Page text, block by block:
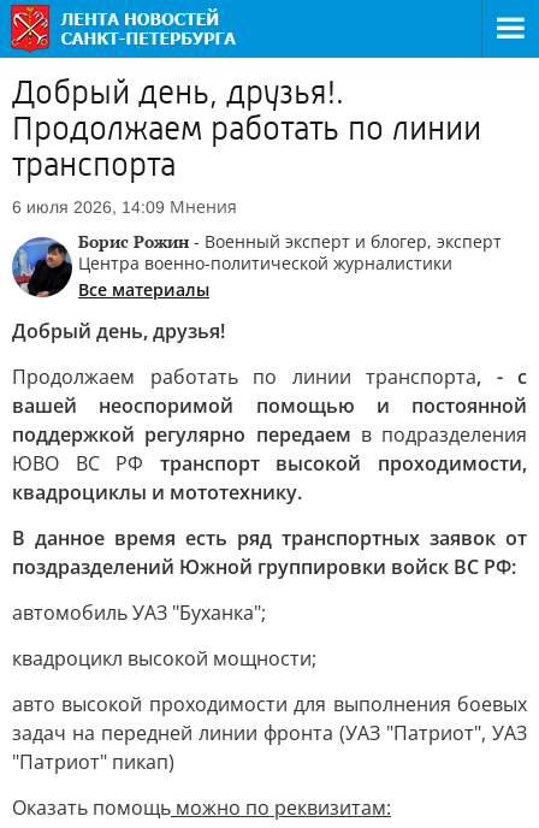
Добрый день, друзья!.
Продолжаем работать по линии
транспорта
6 июля 2026, 14:09 Мнения
Борис Рожин - Военный эксперт и блогер, эксперт
Центра военно-политической журналистики
Все материалы
Добрый день, друзья!
Продолжаем работать по линии транспорта, - с
вашей неоспоримой помощью и постоянной
поддержкой регулярно передаем в подразделения
ЮВО ВС РФ транспорт высокой проходимости,
квадроциклы и мототехнику.
В данное время есть ряд транспортных заявок от
поздразделений Южной группировки войск ВС РФ:
автомобиль УАЗ "Буханка";
квадроцикл высокой мощности;
авто высокой проходимости для выполнения боевых
задач на передней линии фронта (УАЗ "Патриот", УАЗ
"Патриот" пикап)
Оказать помощь можно по реквизитам: